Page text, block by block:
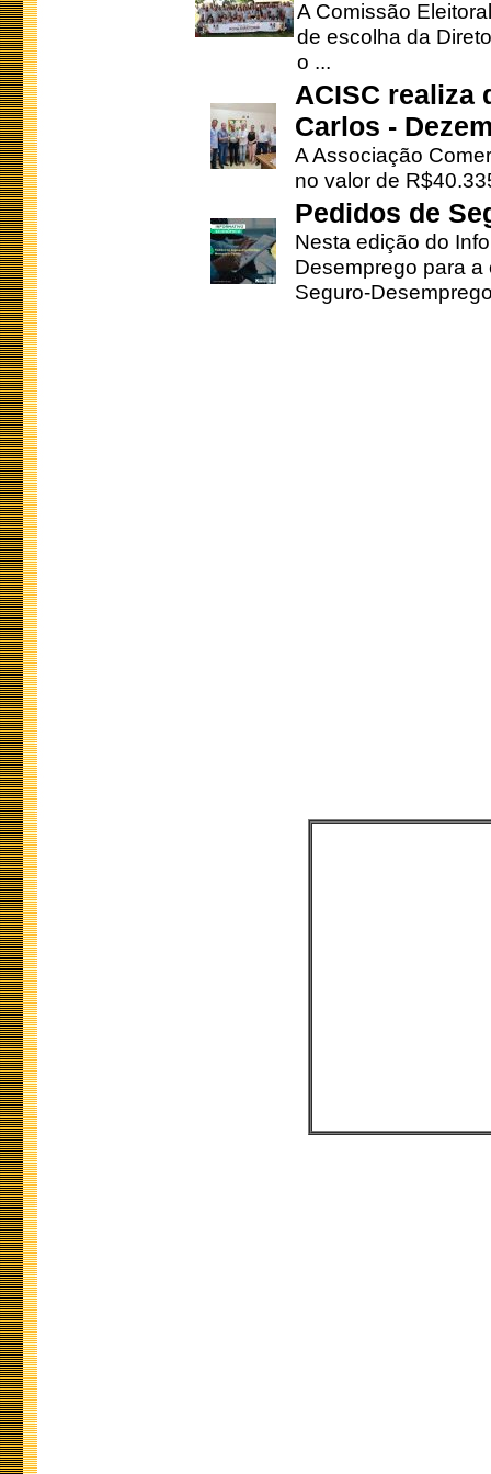
A Comissão
de escolha da
o ...
ACISC realiza
Carlos -
A Associação
no valor de
Pedidos de
Nesta edição do
Desemprego para
Seguro-